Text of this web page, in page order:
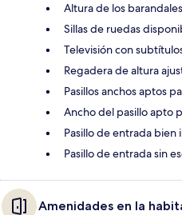
Altura de los
Sillas de ruedas
Televisión con
Regadera de altura
Pasillos anchos aptos
Ancho del pasillo apto
Pasillo de entrada bien
Pasillo de entrada sin
Amenidades en la